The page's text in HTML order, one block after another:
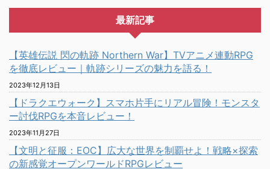
最新記事
【英雄伝説 閃の軌跡 Northern War】TVアニメ連動RPG
を徹底レビュー｜軌跡シリーズの魅力を語る！
2023年12月13日
【ドラクエウォーク】スマホ片手にリアル冒険！モンスタ
ー討伐RPGを本音レビュー！
2023年11月27日
【文明と征服：EOC】広大な世界を制覇せよ！戦略×探索
の新感覚オープンワールドRPGレビュー